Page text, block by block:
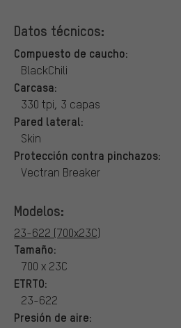
Datos técnicos:
Compuesto de caucho:
BlackChili
Carcasa:
330 tpi, 3 capas
Pared lateral:
Skin
Protección contra pinchazos:
Vectran Breaker
Modelos:
23-622 (700x23C)
Tamaño:
700 x 23C
ETRTO:
23-622
Presión de aire: